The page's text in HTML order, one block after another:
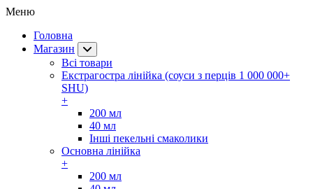
Меню
Головна
Магазин
Всі товари
Екстрагостра лінійка (соуси з перців 1 000 000+
SHU)
+
200 мл
40 мл
Інші пекельні смаколики
Основна лінійка
+
200 мл